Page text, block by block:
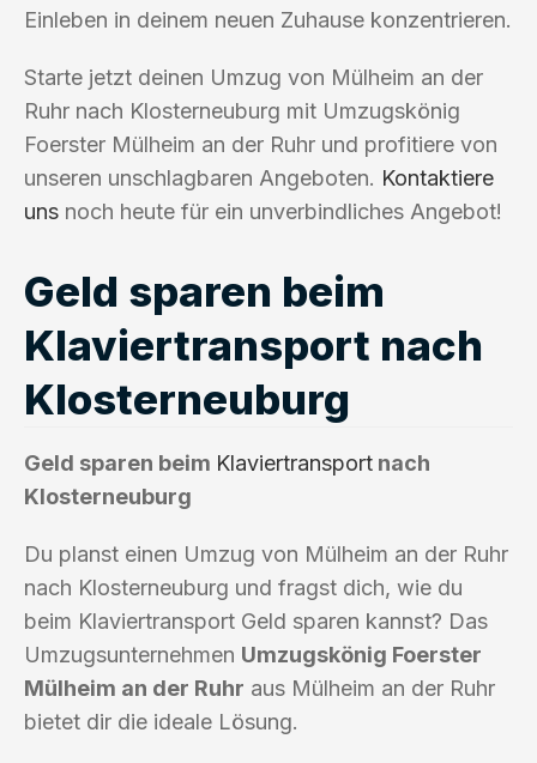
Einleben in deinem neuen Zuhause konzentrieren.
Starte jetzt deinen Umzug von Mülheim an der
Ruhr nach Klosterneuburg mit Umzugskönig
Foerster Mülheim an der Ruhr und profitiere von
unseren unschlagbaren Angeboten. Kontaktiere
uns noch heute für ein unverbindliches Angebot!
Geld sparen beim
Klaviertransport nach
Klosterneuburg
Geld sparen beim Klaviertransport nach
Klosterneuburg
Du planst einen Umzug von Mülheim an der Ruhr
nach Klosterneuburg und fragst dich, wie du
beim Klaviertransport Geld sparen kannst? Das
Umzugsunternehmen Umzugskönig Foerster
Mülheim an der Ruhr aus Mülheim an der Ruhr
bietet dir die ideale Lösung.